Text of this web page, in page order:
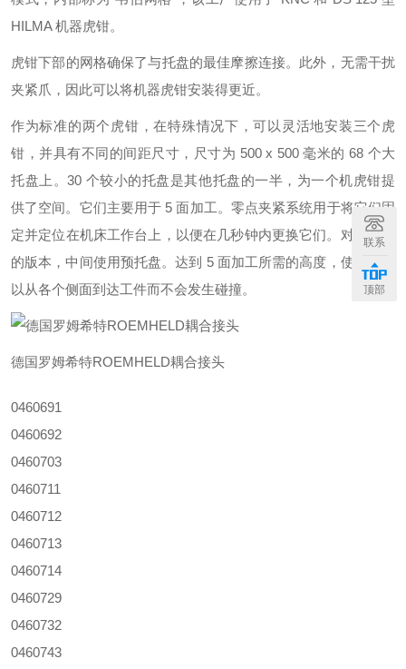
HILMA 机器虎钳。
虎钳下部的网格确保了与托盘的最佳摩擦连接。此外，无需干扰
夹紧爪，因此可以将机器虎钳安装得更近。
作为标准的两个虎钳，在特殊情况下，可以灵活地安装三个虎
钳，并具有不同的间距尺寸，尺寸为 500 x 500 毫米的 68 个大
托盘上。30 个较小的托盘是其他托盘的一半，为一个机虎钳提
供了空间。它们主要用于 5 面加工。零点夹紧系统用于将它们固
定并定位在机床工作台上，以便在几秒钟内更换它们。对于较小
的版本，中间使用预托盘。达到 5 面加工所需的高度，使主轴可
以从各个侧面到达工件而不会发生碰撞。
德国罗姆希特ROEMHELD耦合接头
0460691
0460692
0460703
0460711
0460712
0460713
0460714
0460729
0460732
0460743
联系
顶部